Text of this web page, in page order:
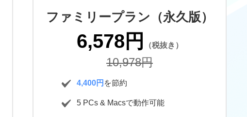
ファミリープラン（永久版）
6,578円 （税抜き）
10,978円
4,400円 を節約
5 PCs & Macsで動作可能